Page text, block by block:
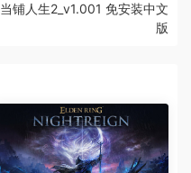
当铺人生2_v1.001 免安装中文
版